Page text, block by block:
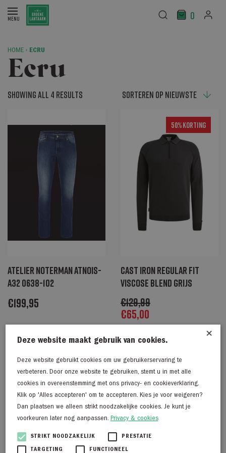
0
HOME › ECRU
Ecru
Showing all 4 results
Atelier Noterman Atnois-
A32 0638-102
€199,95
50% Korting
Cast Iron Regular fit
viscose blend grijs
€129,99
€65,00
×
Deze website maakt gebruik van cookies.
Deze website gebruikt cookies om uw gebruikerservaring te
verbeteren. Door onze website te gebruiken, stemt u in met alle
cookies in overeenstemming met ons privacy- en cookieverklaring.
Klik op 'Alles accepteren' om te accepteren. Kies je voor weigeren?
Dan plaatsen we alleen strikt noodzakelijke cookies. Je kunt je
voorkeuren later nog aanpassen. Privacy & cookies
STRIKT NOODZAKELIJK PRESTATIE
TARGETING FUNCTIONEEL